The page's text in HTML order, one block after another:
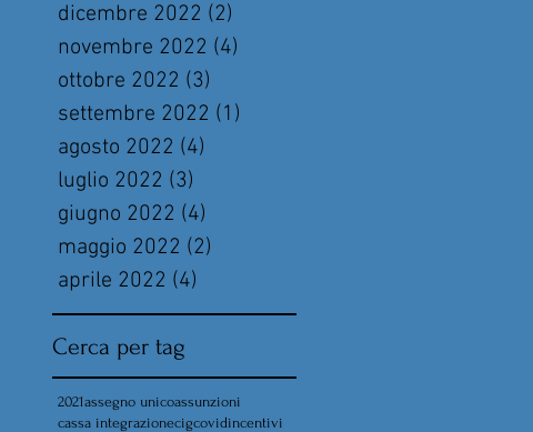
dicembre 2022 (2)
novembre 2022 (4)
ottobre 2022 (3)
settembre 2022 (1)
agosto 2022 (4)
luglio 2022 (3)
giugno 2022 (4)
maggio 2022 (2)
aprile 2022 (4)
Cerca per tag
2021assegno unicoassunzioni
cassa integrazionecigcovidincentivi